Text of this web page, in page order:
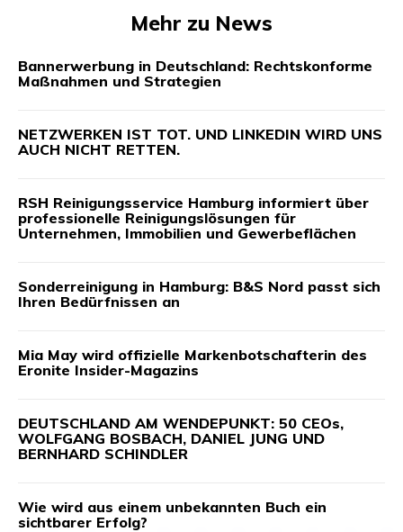
Mehr zu News
Bannerwerbung in Deutschland: Rechtskonforme
Maßnahmen und Strategien
NETZWERKEN IST TOT. UND LINKEDIN WIRD UNS
AUCH NICHT RETTEN.
RSH Reinigungsservice Hamburg informiert über
professionelle Reinigungslösungen für
Unternehmen, Immobilien und Gewerbeflächen
Sonderreinigung in Hamburg: B&S Nord passt sich
Ihren Bedürfnissen an
Mia May wird offizielle Markenbotschafterin des
Eronite Insider-Magazins
DEUTSCHLAND AM WENDEPUNKT: 50 CEOs,
WOLFGANG BOSBACH, DANIEL JUNG UND
BERNHARD SCHINDLER
Wie wird aus einem unbekannten Buch ein
sichtbarer Erfolg?